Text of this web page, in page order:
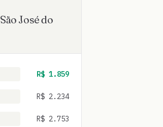
São José do
R$ 1.859
R$ 2.234
R$ 2.753